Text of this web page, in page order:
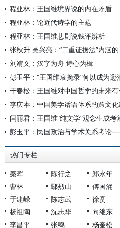
程亚林：王国维境界说的内在矛盾
程亚林：论近代诗学的主题
程亚林：王国维悲剧说钱评辨析
张秋升 吴兴亮：“二重证据法”内涵
刘靖文：汉字为舟 诗心为楫
彭玉平：“王国维哀挽录”何以成为
干春松：王国维对中国哲学的未来有
闫丽君：王国维“纯文学”观念生成考
热门专栏
秦晖 陈行之 郑永年
曹林
鄢烈山 傅国涌
于建嵘
陈志武 徐贲
杨祖陶
沈志华 向继东
李昌平
张鸣 杨奎松